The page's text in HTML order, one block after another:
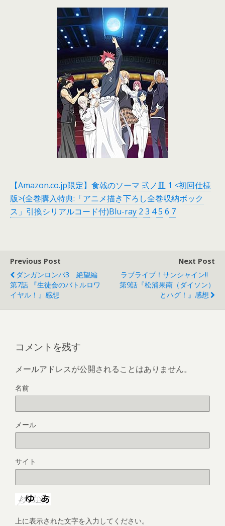
【Amazon.co.jp限定】食戟のソーマ 弐ノ皿 1 <初回仕様
版>(全巻購入特典:「アニメ描き下ろし全巻収納ボック
ス」引換シリアルコード付)Blu-ray 2 3 45 6 7
Previous Post
ダンガンロンパ3 絶望編
第7話 『生徒会のバトルロワ
イヤル！』感想
Next Post
ラブライブ！サンシャイン!!
第9話『松浦果南（ダイソン）
とハグ！』感想
コメントを残す
メールアドレスが公開されることはありません。
名前
メール
サイト
上に表示された文字を入力してください。